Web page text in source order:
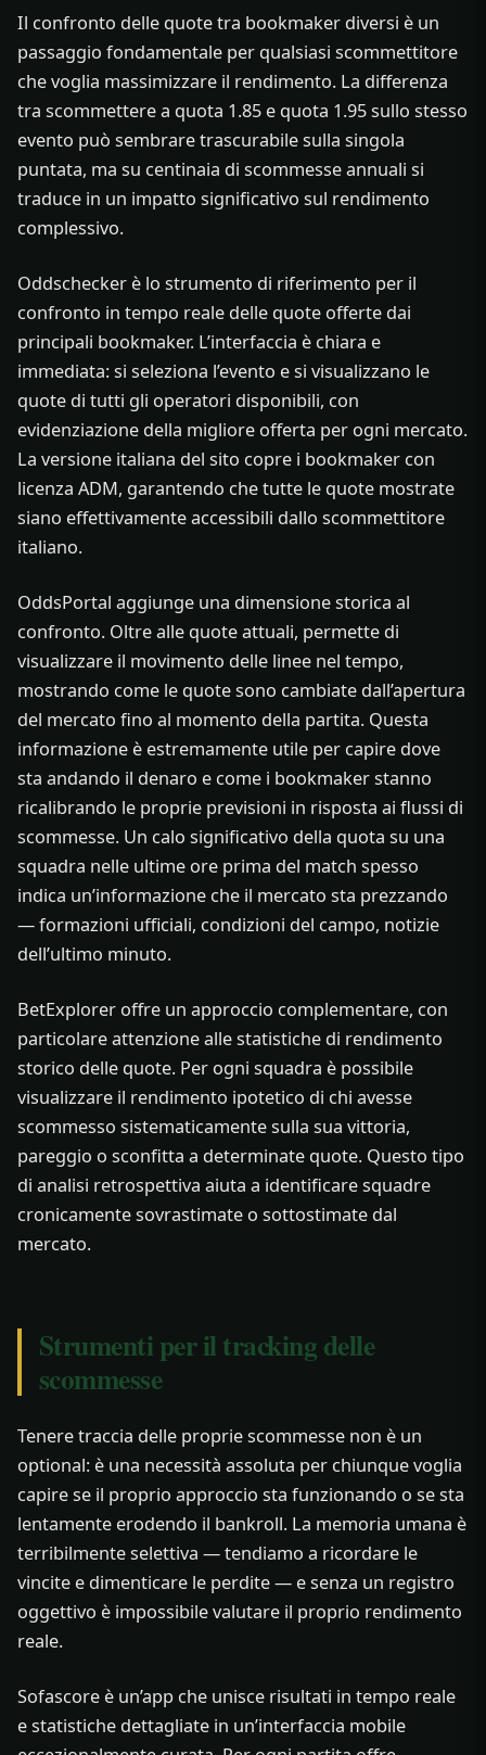
Il confronto delle quote tra bookmaker diversi è un
passaggio fondamentale per qualsiasi scommettitore
che voglia massimizzare il rendimento. La differenza
tra scommettere a quota 1.85 e quota 1.95 sullo stesso
evento può sembrare trascurabile sulla singola
puntata, ma su centinaia di scommesse annuali si
traduce in un impatto significativo sul rendimento
complessivo.
Oddschecker è lo strumento di riferimento per il
confronto in tempo reale delle quote offerte dai
principali bookmaker. L’interfaccia è chiara e
immediata: si seleziona l’evento e si visualizzano le
quote di tutti gli operatori disponibili, con
evidenziazione della migliore offerta per ogni mercato.
La versione italiana del sito copre i bookmaker con
licenza ADM, garantendo che tutte le quote mostrate
siano effettivamente accessibili dallo scommettitore
italiano.
OddsPortal aggiunge una dimensione storica al
confronto. Oltre alle quote attuali, permette di
visualizzare il movimento delle linee nel tempo,
mostrando come le quote sono cambiate dall’apertura
del mercato fino al momento della partita. Questa
informazione è estremamente utile per capire dove
sta andando il denaro e come i bookmaker stanno
ricalibrando le proprie previsioni in risposta ai flussi di
scommesse. Un calo significativo della quota su una
squadra nelle ultime ore prima del match spesso
indica un’informazione che il mercato sta prezzando
— formazioni ufficiali, condizioni del campo, notizie
dell’ultimo minuto.
BetExplorer offre un approccio complementare, con
particolare attenzione alle statistiche di rendimento
storico delle quote. Per ogni squadra è possibile
visualizzare il rendimento ipotetico di chi avesse
scommesso sistematicamente sulla sua vittoria,
pareggio o sconfitta a determinate quote. Questo tipo
di analisi retrospettiva aiuta a identificare squadre
cronicamente sovrastimate o sottostimate dal
mercato.
Strumenti per il tracking delle
scommesse
Tenere traccia delle proprie scommesse non è un
optional: è una necessità assoluta per chiunque voglia
capire se il proprio approccio sta funzionando o se sta
lentamente erodendo il bankroll. La memoria umana è
terribilmente selettiva — tendiamo a ricordare le
vincite e dimenticare le perdite — e senza un registro
oggettivo è impossibile valutare il proprio rendimento
reale.
Sofascore è un’app che unisce risultati in tempo reale
e statistiche dettagliate in un’interfaccia mobile